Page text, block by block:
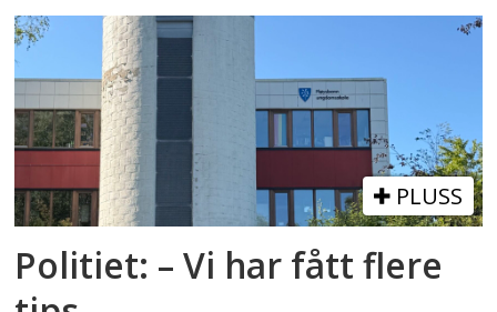
PLUSS
Politiet: – Vi har fått flere